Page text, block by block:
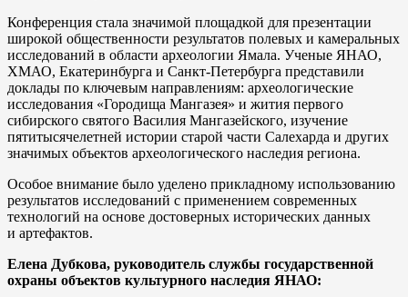
Конференция стала значимой площадкой для презентации
широкой общественности результатов полевых и камеральных
исследований в области археологии Ямала. Ученые ЯНАО,
ХМАО, Екатеринбурга и Санкт-Петербурга представили
доклады по ключевым направлениям: археологические
исследования «Городища Мангазея» и жития первого
сибирского святого Василия Мангазейского, изучение
пятитысячелетней истории старой части Салехарда и других
значимых объектов археологического наследия региона.
Особое внимание было уделено прикладному использованию
результатов исследований с применением современных
технологий на основе достоверных исторических данных
и артефактов.
Елена Дубкова, руководитель службы государственной
охраны объектов культурного наследия ЯНАО: